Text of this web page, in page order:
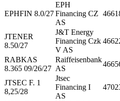
EPHFIN 8.0/27
EPH
Financing CZ
AS
JTENER
8.50/27
J&T Energy
Financing Czk
V AS
RABKAS
8.365 09/26/27
Raiffeisenbank
AS
JTSEC F. 1
8,25/28
Jtsec
Financing I
AS